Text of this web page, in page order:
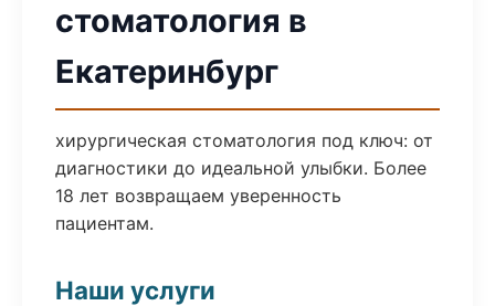
стоматология в
Екатеринбург
хирургическая стоматология под ключ: от
диагностики до идеальной улыбки. Более
18 лет возвращаем уверенность
пациентам.
Наши услуги